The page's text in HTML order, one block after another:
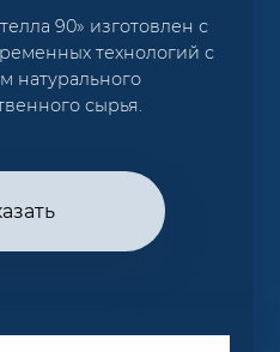
90» изготовлен с
технологий с
натурального
сырья.